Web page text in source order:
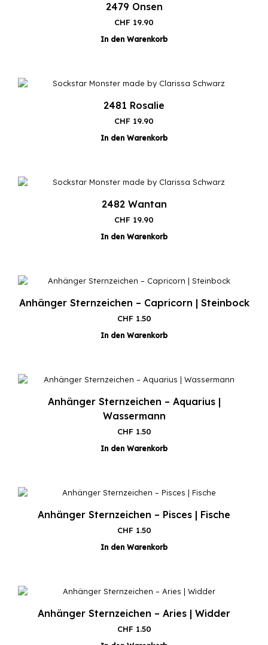
2479 Onsen
CHF 19.90
In den Warenkorb
2481 Rosalie
CHF 19.90
In den Warenkorb
2482 Wantan
CHF 19.90
In den Warenkorb
Anhänger Sternzeichen – Capricorn | Steinbock
CHF 1.50
In den Warenkorb
Anhänger Sternzeichen – Aquarius |
Wassermann
CHF 1.50
In den Warenkorb
Anhänger Sternzeichen – Pisces | Fische
CHF 1.50
In den Warenkorb
Anhänger Sternzeichen – Aries | Widder
CHF 1.50